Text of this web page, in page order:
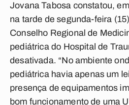
Jovana Tabosa constatou,
na tarde de segunda-feira
Conselho Regional de
pediátrica do Hospital de
desativada. “No ambiente
pediátrica havia apenas um
presença de equipamentos
bom funcionamento de uma